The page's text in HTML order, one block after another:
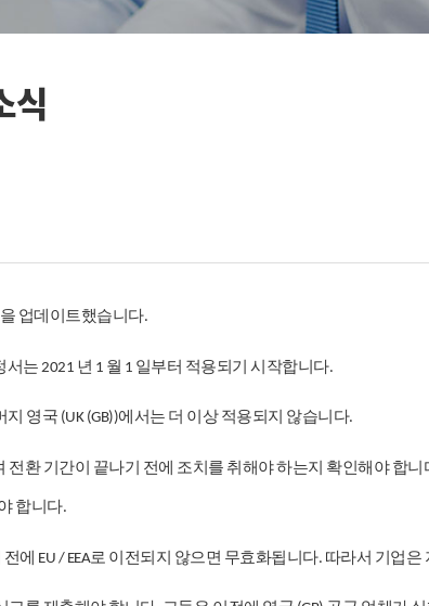
식
업데이트했습니다.
서는 2021 년 1 월 1 일부터 적용되기 시작합니다.
지 영국 (UK (GB))에서는 더 이상 적용되지 않습니다.
전환 기간이 끝나기 전에 조치를 취해야하는지 확인해야 합니
합니다.
전에 EU / EEA로 이전되지 않으면 무효화됩니다. 따라서 기업은